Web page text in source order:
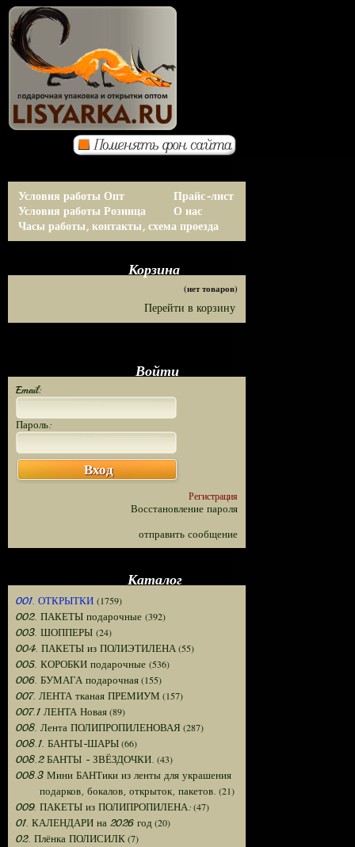
Условия работы Опт
Условия работы Розница
Прайс-лист
О нас
Часы работы, контакты, схема проезда
Корзина
(нет товаров)
Перейти в корзину
Войти
Email:
Пароль:
Вход
Регистрация
Восстановление пароля
отправить сообщение
Каталог
001. ОТКРЫТКИ (1759)
002. ПАКЕТЫ подарочные (392)
003. ШОППЕРЫ (24)
004. ПАКЕТЫ из ПОЛИЭТИЛЕНА(55)
005. КОРОБКИ подарочные (536)
006. БУМАГА подарочная(155)
007. ЛЕНТА тканая ПРЕМИУМ (157)
007.1 ЛЕНТА Новая(89)
008. Лента ПОЛИПРОПИЛЕНОВАЯ (287)
008.1. БАНТЫ-ШАРЫ(66)
008.2 БАНТЫ - ЗВЁЗДОЧКИ. (43)
008.3 Мини БАНТики из ленты для украшения
подарков, бокалов, открыток, пакетов. (21)
009. ПАКЕТЫ из ПОЛИПРОПИЛЕНА:(47)
01. КАЛЕНДАРИ на 2026 год (20)
02. Плёнка ПОЛИСИЛК(7)